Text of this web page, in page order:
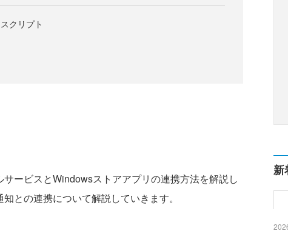
クリプト
ービスとWindowsストアアプリの連携方法を解説し
との連携について解説していきます。
新